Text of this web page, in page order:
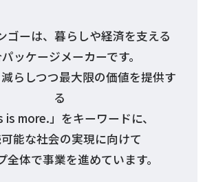
ゴーは、暮らしや経済を支える
ッケージメーカーです。
らしつつ最大限の価値を提供す
る
is more.」をキーワードに、
能な社会の実現に向けて
全体で事業を進めています。